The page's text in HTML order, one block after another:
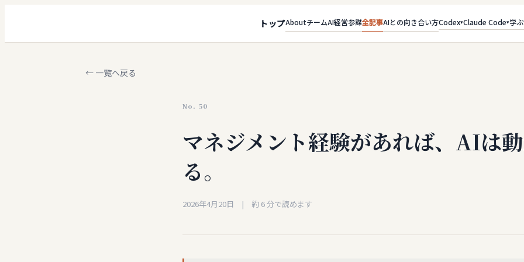
トップAboutチームAI経営参謀全記事AIとの向き合い方Codex▾Claude Code▾学ぶ
← 一覧へ戻る
No. 50
マネジメント経験があれば、AIは
る。
2026年4月20日 | 約 6分で読めます